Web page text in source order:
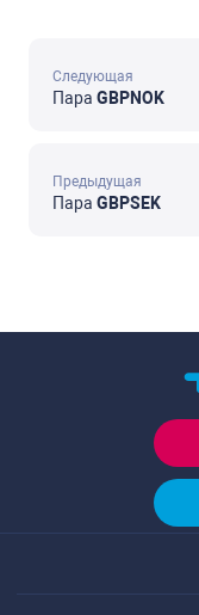
Следующая
Пара GBPNOK
Предыдущая
Пара GBPSEK